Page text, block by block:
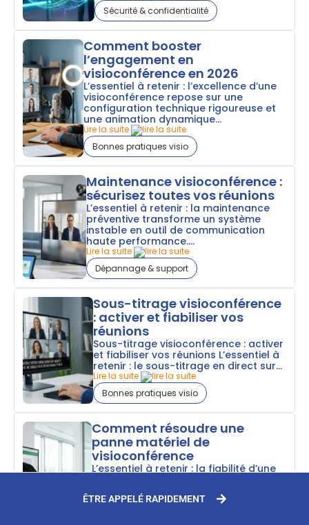
Sécurité & confidentialité
Comment booster
l’engagement en
visioconférence en 2026
L’essentiel à retenir : l’excellence d’une
visioconférence repose sur une
configuration technique rigoureuse et
une animation dynamique...
Lire la suite
Bonnes pratiques visio
Maintenance visioconférence :
sécurisez toutes vos réunions
L’essentiel à retenir : la maintenance
préventive transforme un système
instable en outil de communication
haute performance....
Lire la suite
Dépannage & support
Sous-titrage visioconférence
: activer et fiabiliser vos
réunions
Sous-titrage visioconférence : activer
et fiabiliser vos réunions L’essentiel à
retenir : le sous-titrage en direct sur...
Lire la suite
Bonnes pratiques visio
Comment résoudre une
panne matériel de
visioconférence
L’essentiel à retenir : la fiabilité d’une
inspection physique rigoureuse et des
pilotes...
ÊTRE APPELÉ RAPIDEMENT